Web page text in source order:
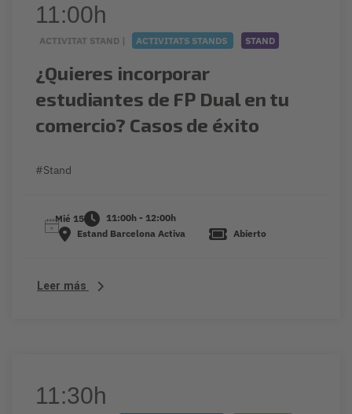
11:00h
ACTIVITAT STAND | ACTIVITATS STANDS STAND
¿Quieres incorporar
estudiantes de FP Dual en tu
comercio? Casos de éxito
#Stand
Mié 15
11:00h - 12:00h
Estand Barcelona Activa
Abierto
Leer más
11:30h